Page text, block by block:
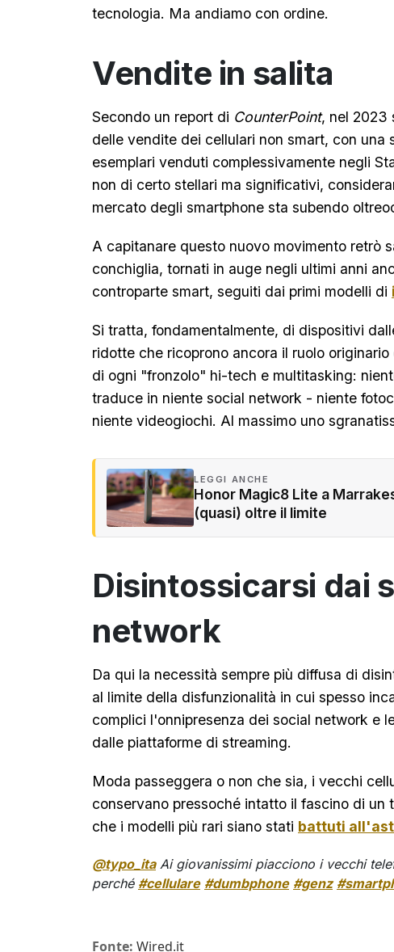
tecnologia. Ma andiamo con ordine.
Vendite in salita
Secondo un report di CounterPoint, nel 2023
delle vendite dei cellulari non smart, con una
esemplari venduti complessivamente negli
non di certo stellari ma significativi,
mercato degli smartphone sta subendo
A capitanare questo nuovo movimento retrò
conchiglia, tornati in auge negli ultimi anni
controparte smart, seguiti dai primi modelli di
Si tratta, fondamentalmente, di dispositivi
ridotte che ricoprono ancora il ruolo
di ogni "fronzolo" hi-tech e multitasking:
traduce in niente social network - niente
niente videogiochi. Al massimo uno
LEGGI ANCHE
Honor Magic8 Lite a
(quasi) oltre il limite
Disintossicarsi dai
network
Da qui la necessità sempre più diffusa di
al limite della disfunzionalità in cui spesso
complici l'onnipresenza dei social network e
dalle piattaforme di streaming.
Moda passeggera o non che sia, i vecchi
conservano pressoché intatto il fascino di un
che i modelli più rari siano stati battuti
@typo_itaAi giovanissimi piacciono i vecchi
perché #cellulare #dumbphone #genz
Fonte: Wired.it